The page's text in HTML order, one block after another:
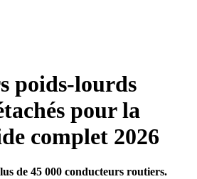
poids-lourds
pour la
complet 2026
de 45 000 conducteurs routiers.